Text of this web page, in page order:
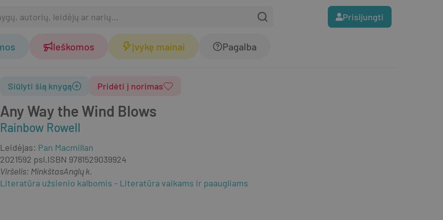
Prisijungti
Ieškomos Įvykę mainai Pagalba
Any Way the Wind Blows
Rainbow Rowell
Siūlyti šią knygą Pridėti į norimas
Leidėjas: Pan Macmillan
2021592 psl.ISBN 9781529039924
Viršelis: MinkštasAnglų k.
Literatūra užsienio kalbomis
Literatūra vaikams ir paaugliams